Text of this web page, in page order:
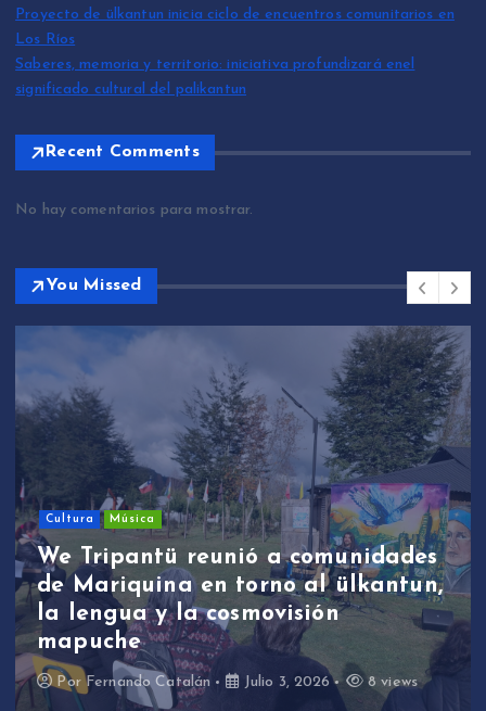
Proyecto de ülkantun inicia ciclo de encuentros comunitarios en
Los Ríos
Saberes, memoria y territorio: iniciativa profundizará enel
significado cultural del palikantun
Recent Comments
No hay comentarios para mostrar.
You Missed
Cultura Música
We Tripantü reunió a comunidades
de Mariquina en torno al ülkantun,
la lengua y la cosmovisión
mapuche
Por Fernando Catalán Julio 3, 2026 8 views